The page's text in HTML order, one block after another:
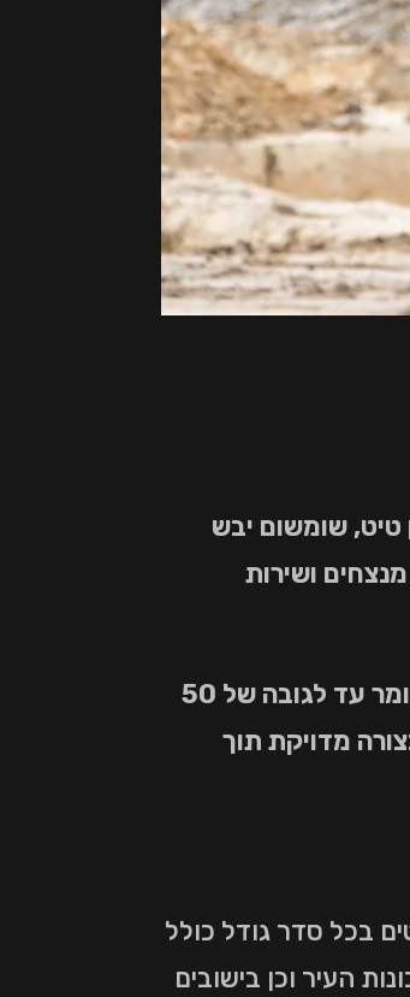
טיט, שומשום יבש
ושירות
ברשותנו צי משאבות חול וסומסום מתקדם בעל הספקים תעשייתיים גבוהים ויכולות שינוע ופיזור חומר עד לגובה של 50
מדויקת תוך
בכל סדר גודל כולל
שכונות העיר וכן בישובים